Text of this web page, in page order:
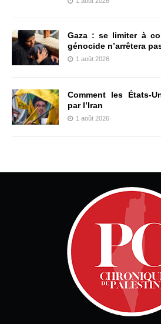
Gaza : se limiter à
génocide n’arrêtera
1 août 2026
Comment les États-
par l’Iran
1 août 2026